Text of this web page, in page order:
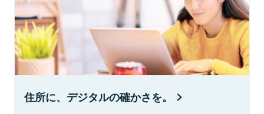
住所に、デジタルの確かさを。